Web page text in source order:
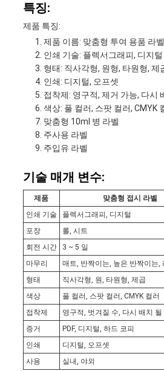
특징:
제품 특징:
제품 이름: 맞춤형 투여 용품 라벨
인쇄 기술: 플렉서그래피, 디지털
형태: 직사각형, 원형, 타원형, 제
인쇄: 디지털, 오프셋
접착제: 영구적, 제거 가능, 다시
색상: 풀 컬러, 스팟 컬러, CMYK
맞춤형 10ml 병 라벨
주사용 라벨
주입유 라벨
기술 매개 변수:
제품
맞춤형 접시 라벨
인쇄 기술
플렉서그래피, 디지털
포장
롤, 시트
회전 시간
3 ~ 5 일
마무리
매트, 반짝이는, 높은 반짝이는,
형태
직사각형, 원, 타원형, 제곱
색상
풀 컬러, 스팟 컬러, CMYK 컬러
접착제
영구적, 벗겨질 수, 다시 배치 될
증거
PDF, 디지털, 하드 코피
인쇄
디지털, 오프셋
사용
실내, 야외